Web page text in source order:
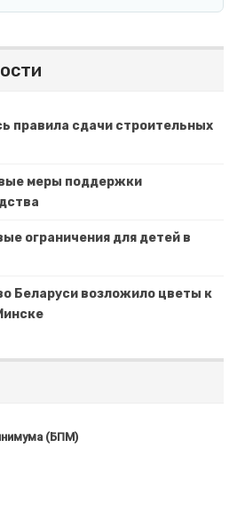
правила сдачи строительных
меры поддержки
ограничения для детей в
Беларуси возложило цветы к
(БПМ)